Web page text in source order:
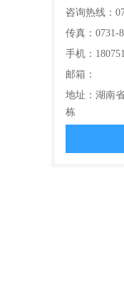
咨询热线：
传真：0731-
手机：
邮箱：
地址：湖南
栋